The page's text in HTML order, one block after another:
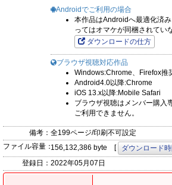
Androidでご利用の場合
本作品はAndroidへ最適化済
ってはオマケが同梱されてい
ダウンロードの仕方
ブラウザ視聴対応作品
Windows:Chrome、Firefox推
Android4.0以降:Chrome
iOS 13.x以降:Mobile Safari
ブラウザ視聴はメンバー購入
ご利用できません。
備考： 全199ページ/印刷不可設定
ファイル容量：156,132,386 byte [ ダウンロード
登録日： 2022年05月07日